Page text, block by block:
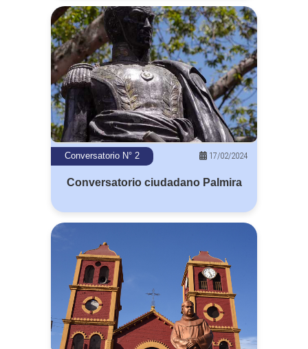
Conversatorio N° 2 17/02/2024
Conversatorio ciudadano Palmira